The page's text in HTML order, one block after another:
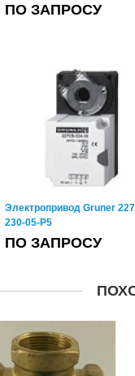
ПО ЗАПРОСУ
Электропривод Gruner
230-05-P5
ПО ЗАПРОСУ